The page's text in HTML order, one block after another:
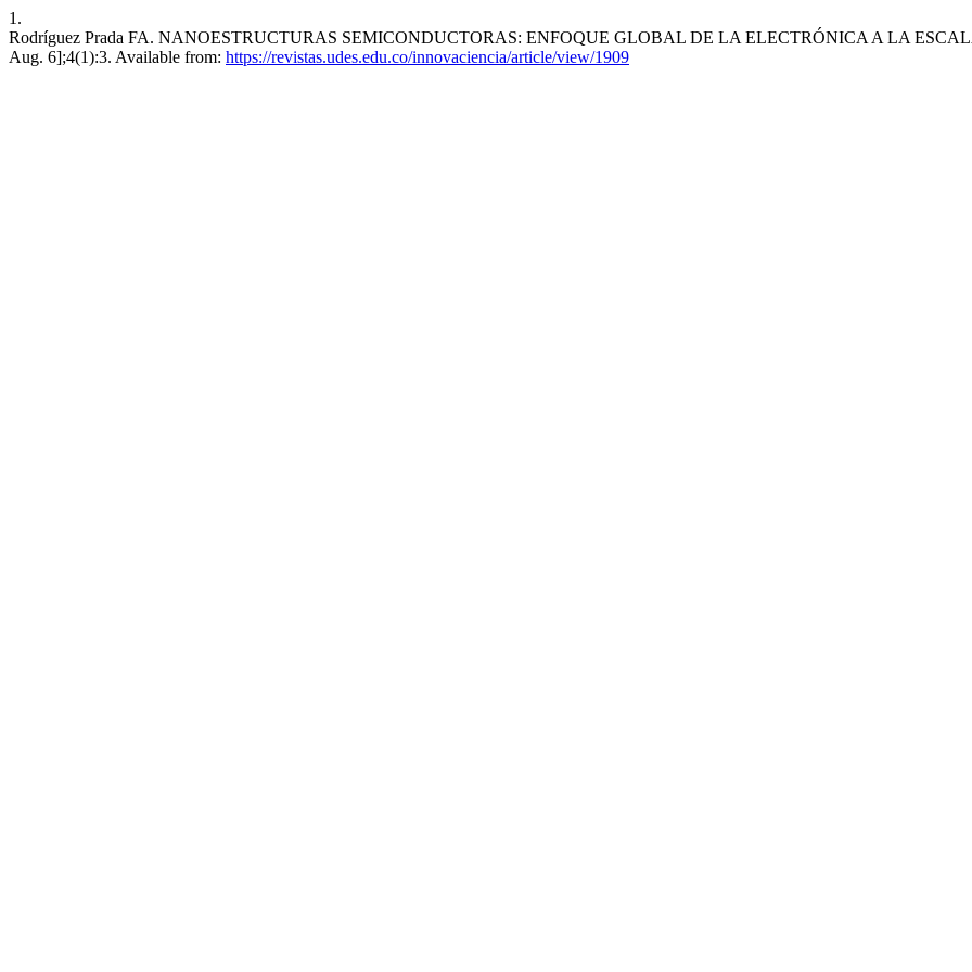
1.
Rodríguez Prada FA. NANOESTRUCTURAS SEMICONDUCTORAS: ENFOQUE GLOBAL DE LA ELECTRÓNICA A LA
Aug. 6];4(1):3. Available from: https://revistas.udes.edu.co/innovaciencia/article/view/1909